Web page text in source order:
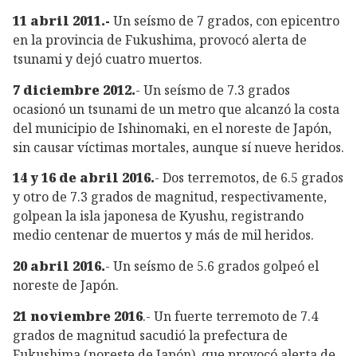
11 abril 2011.- Un seísmo de 7 grados, con epicentro
en la provincia de Fukushima, provocó alerta de
tsunami y dejó cuatro muertos.
7 diciembre 2012.- Un seísmo de 7.3 grados
ocasionó un tsunami de un metro que alcanzó la costa
del municipio de Ishinomaki, en el noreste de Japón,
sin causar víctimas mortales, aunque sí nueve heridos.
14 y 16 de abril 2016.- Dos terremotos, de 6.5 grados
y otro de 7.3 grados de magnitud, respectivamente,
golpean la isla japonesa de Kyushu, registrando
medio centenar de muertos y más de mil heridos.
20 abril 2016.- Un seísmo de 5.6 grados golpeó el
noreste de Japón.
21 noviembre 2016.- Un fuerte terremoto de 7.4
grados de magnitud sacudió la prefectura de